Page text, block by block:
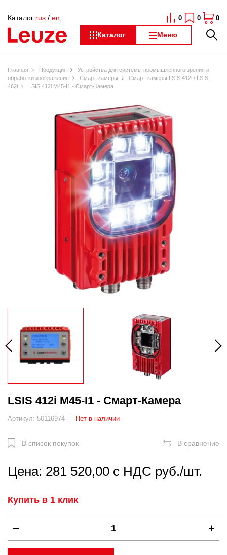
Каталог Меню
Каталог rus / en 0 0 0
Главная Продукция
Устройства для системы промышленного зрения и
обработки изображения
Смарт-камеры
Смарт-камеры LSIS 412i / LSIS
462i
LSIS 412i M45-I1 - Смарт-Камера
LSIS 412i M45-I1 - Смарт-Камера
Артикул: 50116974 Нет в наличии
В список покупок В сравнение
Цена: 281 520,00 с НДС руб./шт.
Купить в 1 клик